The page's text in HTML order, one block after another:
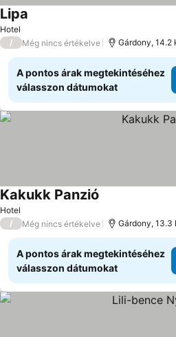
Hotel
Lipa
/ Még nincs értékelve Gárdony, 14.2
A pontos árak megtekintéséhez
válasszon dátumokat
Hotel
Kakukk Panzió
/ Még nincs értékelve Gárdony,
A pontos árak megtekintéséhez
válasszon dátumokat